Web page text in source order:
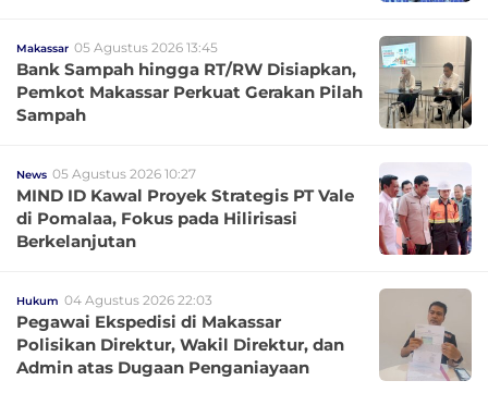
Makassar 05 Agustus 2026 13:45
Bank Sampah hingga RT/RW Disiapkan,
Pemkot Makassar Perkuat Gerakan Pilah
Sampah
News 05 Agustus 2026 10:27
MIND ID Kawal Proyek Strategis PT Vale
di Pomalaa, Fokus pada Hilirisasi
Berkelanjutan
Hukum 04 Agustus 2026 22:03
Pegawai Ekspedisi di Makassar
Polisikan Direktur, Wakil Direktur, dan
Admin atas Dugaan Penganiayaan